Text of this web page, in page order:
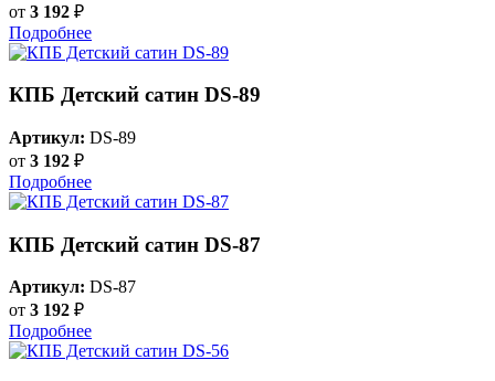
от 3 192 ₽
Подробнее
КПБ Детский сатин DS-89
Артикул: DS-89
от 3 192 ₽
Подробнее
КПБ Детский сатин DS-87
Артикул: DS-87
от 3 192 ₽
Подробнее